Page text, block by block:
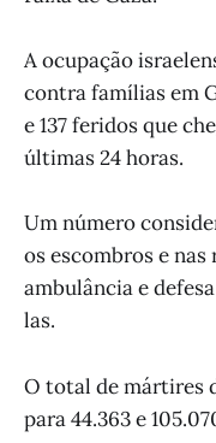
A ocupação
contra famílias em
e 137 feridos que
últimas 24 horas.
Um número
os escombros e nas
ambulância e
las.
O total de mártires
para 44.363 e